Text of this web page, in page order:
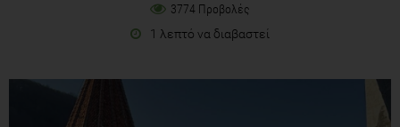
3774 Προβολές
1 λεπτό να διαβαστεί